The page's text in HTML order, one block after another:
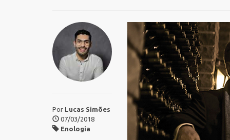
Por Lucas Simões
07/03/2018
Enologia